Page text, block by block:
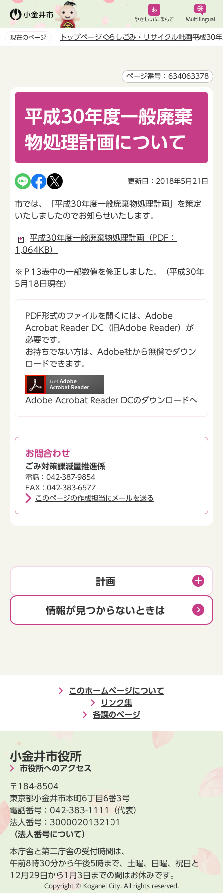
ペ
やさしいにほんご Multilingual
現在のページ トップページくらし ごみ・リサイクル計画平成30年
ページ番号：634063378
平成30年度一般廃棄
物処理計画について
更新日：2018年5月21日
市では、「平成30年度一般廃棄物処理計画」を策定
いたしましたのでお知らせいたします。
平成30年度一般廃棄物処理計画（PDF：
1,064KB）
※Ｐ13表中の一部数値を修正しました。（平成30年
5月18日現在）
PDF形式のファイルを開くには、Adobe
Acrobat Reader DC（旧Adobe Reader）が
必要です。
お持ちでない方は、Adobe社から無償でダウン
ロードできます。
Adobe Acrobat Reader DCのダウンロードへ
お問合わせ
ごみ対策課減量推進係
電話：042-387-9854
FAX：042-383-6577
このページの作成担当にメールを送る
計画
情報が見つからないときは
このホームページについて
リンク集
各課のページ
小金井市役所
市役所へのアクセス
〒184-8504
東京都小金井市本町6丁目6番3号
電話番号： 042-383-1111
（代表）
法人番号：3000020132101
（法人番号について）
本庁舎と第二庁舎の受付時間は、
午前8時30分から午後5時まで、土曜、日曜、祝日と
12月29日から1月3日までの間はお休みです。
Copyright © Koganei City. All rights reserved.